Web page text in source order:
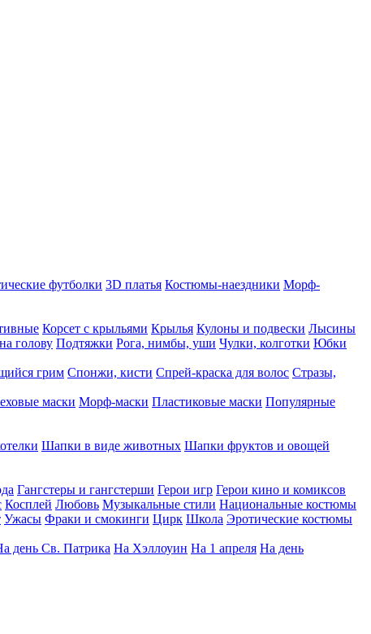
футболки 3D платья Костюмы-наездники Морф-
Корсет с крыльями Крылья Кулоны и подвески Лысины
голову Подтяжки Рога, нимбы, уши Чулки, колготки Юбки
грим Спонжи, кисти Спрей-краска для волос Стразы,
маски Морф-маски Пластиковые маски Популярные
Шапки в виде животных Шапки фруктов и овощей
Гангстеры и гангстерши Герои игр Герои кино и комиксов
Косплей Любовь Музыкальные стили Национальные костюмы
Ужасы Фраки и смокинги Цирк Школа Эротические костюмы
день Св. Патрика На Хэллоуин На 1 апреля На день